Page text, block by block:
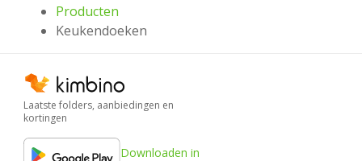
Producten
Keukendoeken
Laatste folders, aanbiedingen en
kortingen
Downloaden in